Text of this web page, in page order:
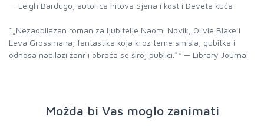
— Leigh Bardugo, autorica hitova Sjena i kost i Deveta kuća
*„Nezaobilazan roman za ljubitelje Naomi Novik, Olivie Blake i
Leva Grossmana, fantastika koja kroz teme smisla, gubitka i
odnosa nadilazi žanr i obraća se široj publici.*“ — Library Journal
Možda bi Vas moglo zanimati